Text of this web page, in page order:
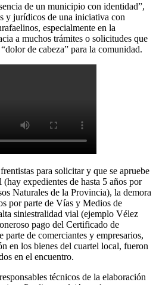
de un municipio con identidad”,
y jurídicos de una iniciativa con
especialmente en la
a muchos trámites o solicitudes que
de cabeza” para la comunidad.
para solicitar y que se apruebe
expedientes de hasta 5 años por
Naturales de la Provincia), la demora
por parte de Vías y Medios de
siniestralidad vial (ejemplo Vélez
pago del Certificado de
de comerciantes y empresarios,
en los bienes del cuartel local, fueron
en el encuentro.
técnicos de la elaboración